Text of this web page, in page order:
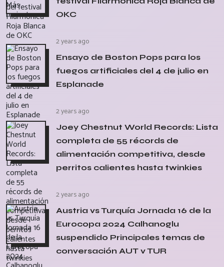
OKC
2 years ago
Ensayo de Boston Pops para los
fuegos artificiales del 4 de julio en
Esplanade
2 years ago
Joey Chestnut World Records: Lista
completa de 55 récords de
alimentación competitiva, desde
perritos calientes hasta twinkies
2 years ago
Austria vs Turquía Jornada 16 de la
Eurocopa 2024 Calhanoglu
suspendido Principales temas de
conversación AUT v TUR